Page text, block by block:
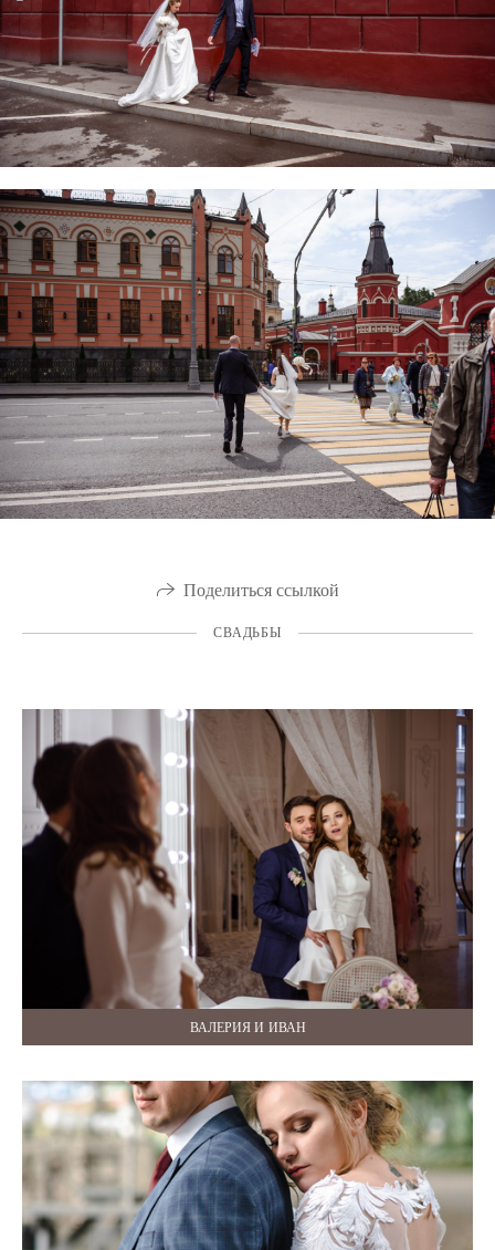
Поделиться ссылкой
СВАДЬБЫ
ВАЛЕРИЯ И ИВАН